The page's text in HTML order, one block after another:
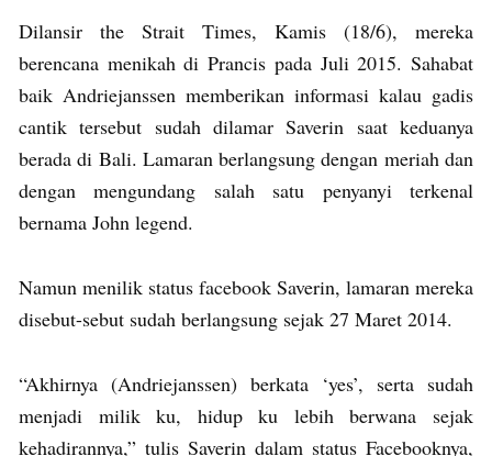
Dilansir the Strait Times, Kamis (18/6), mereka
berencana menikah di Prancis pada Juli 2015. Sahabat
baik Andriejanssen memberikan informasi kalau gadis
cantik tersebut sudah dilamar Saverin saat keduanya
berada di Bali. Lamaran berlangsung dengan meriah dan
dengan mengundang salah satu penyanyi terkenal
bernama John legend.
Namun menilik status facebook Saverin, lamaran mereka
disebut-sebut sudah berlangsung sejak 27 Maret 2014.
“Akhirnya (Andriejanssen) berkata ‘yes’, serta sudah
menjadi milik ku, hidup ku lebih berwana sejak
kehadirannya,” tulis Saverin dalam status Facebooknya,